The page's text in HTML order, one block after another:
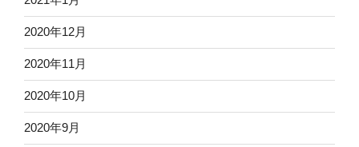
2020年12月
2020年11月
2020年10月
2020年9月